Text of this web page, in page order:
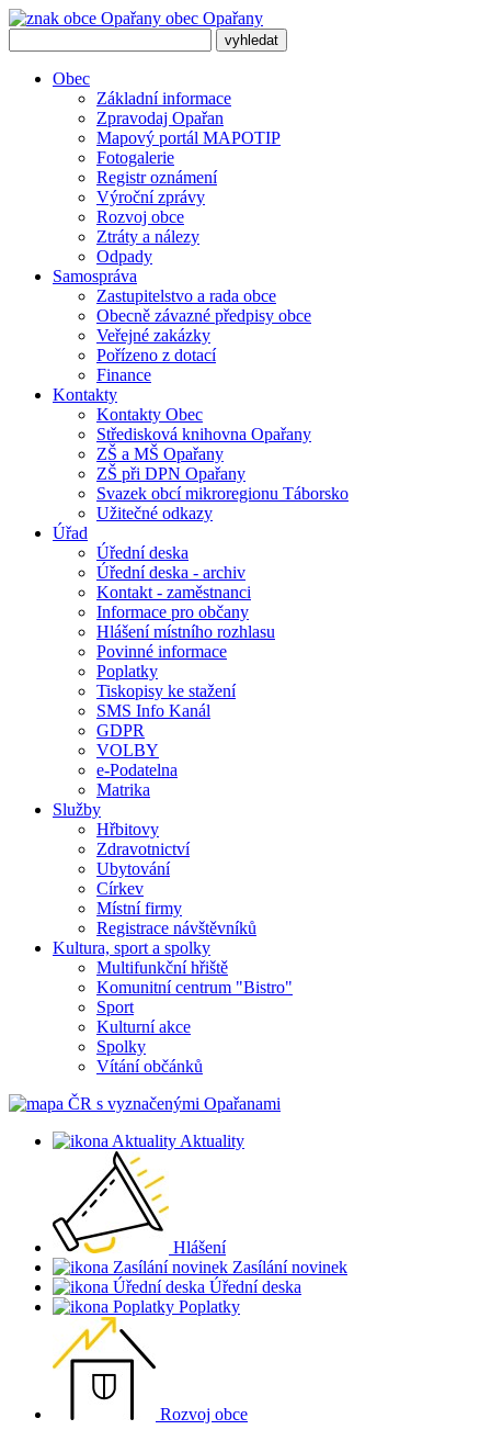
obec Opařany
Obec
Základní informace
Zpravodaj Opařan
Mapový portál MAPOTIP
Fotogalerie
Registr oznámení
Výroční zprávy
Rozvoj obce
Ztráty a nálezy
Odpady
Samospráva
Zastupitelstvo a rada obce
Obecně závazné předpisy obce
Veřejné zakázky
Pořízeno z dotací
Finance
Kontakty
Kontakty Obec
Středisková knihovna Opařany
ZŠ a MŠ Opařany
ZŠ při DPN Opařany
Svazek obcí mikroregionu Táborsko
Užitečné odkazy
Úřad
Úřední deska
Úřední deska - archiv
Kontakt - zaměstnanci
Informace pro občany
Hlášení místního rozhlasu
Povinné informace
Poplatky
Tiskopisy ke stažení
SMS Info Kanál
GDPR
VOLBY
e-Podatelna
Matrika
Služby
Hřbitovy
Zdravotnictví
Ubytování
Církev
Místní firmy
Registrace návštěvníků
Kultura, sport a spolky
Multifunkční hřiště
Komunitní centrum "Bistro"
Sport
Kulturní akce
Spolky
Vítání občánků
Aktuality
Hlášení
Zasílání novinek
Úřední deska
Poplatky
Rozvoj obce